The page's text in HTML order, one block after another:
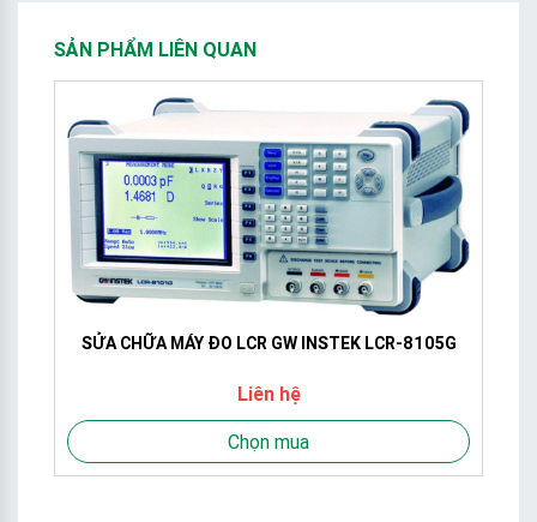
SẢN PHẨM LIÊN QUAN
SỬA CHỮA MÁY ĐO LCR GW INSTEK LCR-8105G
Liên hệ
Chọn mua